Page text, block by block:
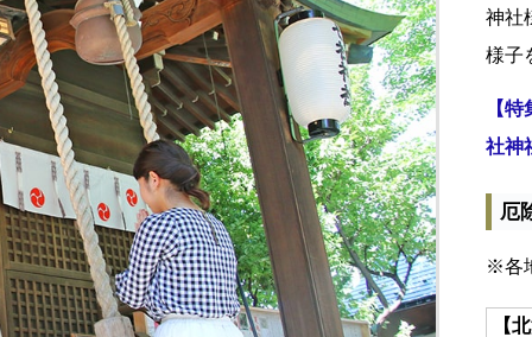
神社
様子
【
社神
厄
※各
【